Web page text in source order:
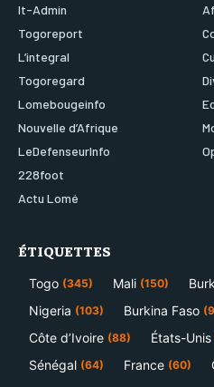
It-Admin
Togoreport
L’integral
Togoregard
Lomebougeinfo
Nouvelle d’Afrique
LeDefenseurInfo
228foot
Actu Lomé
ÉTIQUETTES
Togo (345) Mali (150)
Nigeria (103) Burkina Faso
Côte d’Ivoire (88) États-Unis
Sénégal (64) France (60)